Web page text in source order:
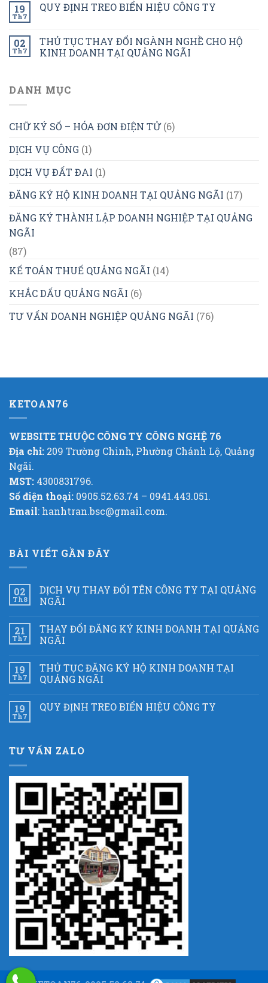
19
Th7
QUY ĐỊNH TREO BIỂN HIỆU CÔNG TY
02
Th7
THỦ TỤC THAY ĐỔI NGÀNH NGHỀ CHO HỘ
KINH DOANH TẠI QUẢNG NGÃI
DANH MỤC
CHỮ KÝ SỐ – HÓA ĐƠN ĐIỆN TỬ(6)
DỊCH VỤ CÔNG (1)
DỊCH VỤ ĐẤT ĐAI (1)
ĐĂNG KÝ HỘ KINH DOANH TẠI QUẢNG NGÃI (17)
ĐĂNG KÝ THÀNH LẬP DOANH NGHIỆP TẠI QUẢNG
NGÃI
(87)
KẾ TOÁN THUẾ QUẢNG NGÃI (14)
KHẮC DẤU QUẢNG NGÃI (6)
TƯ VẤN DOANH NGHIỆP QUẢNG NGÃI (76)
KETOAN76
WEBSITE THUỘC CÔNG TY CÔNG NGHỆ 76
Địa chỉ: 209 Trường Chinh, Phường Chánh Lộ, Quảng
Ngãi.
MST: 4300831796.
Số điện thoại: 0905.52.63.74 – 0941.443.051.
Email: hanhtran.bsc@gmail.com.
BÀI VIẾT GẦN ĐÂY
02
Th8
DỊCH VỤ THAY ĐỔI TÊN CÔNG TY TẠI QUẢNG
NGÃI
21
Th7
THAY ĐỔI ĐĂNG KÝ KINH DOANH TẠI QUẢNG
NGÃI
19
Th7
THỦ TỤC ĐĂNG KÝ HỘ KINH DOANH TẠI
QUẢNG NGÃI
19
Th7
QUY ĐỊNH TREO BIỂN HIỆU CÔNG TY
TƯ VẤN ZALO